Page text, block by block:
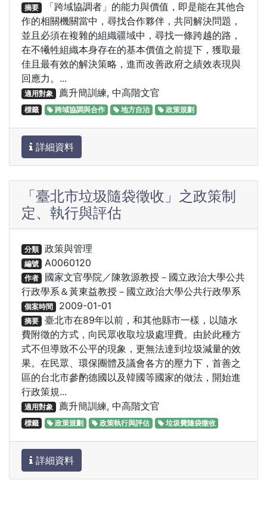
摘要 「跨域協調者」的能力與價值，即是能在其他合
作的相關機關當中，尋找合作夥伴，共同解決問題，
並且必須在複雜的組織疆域中，尋找一條跨越的路，
在不犧牲組織本身存在的基本價值之前提下，獲取最
佳且最有效的解決策略，進而改善政府之績效表現與
回應力。...
適用對象 薦升簡訓練, 中高階文官
標籤 跨域協調與合作 地方自治 政策規劃
詳細資料
「臺北市垃圾隨袋徵收」之政策制
定、執行與評估
分類 政策與管理
編號 A0060120
作者 國家文官學院／陳敦源教授－國立政治大學公共
行政學系＆黃東益教授－國立政治大學公共行政學系
個案時間 2009-01-01
摘要 臺北市在89年以前，和其他縣市一樣，以隨水
費附徵的方式，向民眾收取垃圾處理費。由於此種方
式不但導致不公平的現象，更無法達到垃圾減量的效
果。在民眾、環保團體及議會各方的壓力下，首善之
區的台北市參酌德國以及韓國等國家的做法，開始進
行政策規...
適用對象 薦升簡訓練, 中高階文官
標籤 政策規劃 政策執行與評估 垃圾費隨袋徵收
詳細資料